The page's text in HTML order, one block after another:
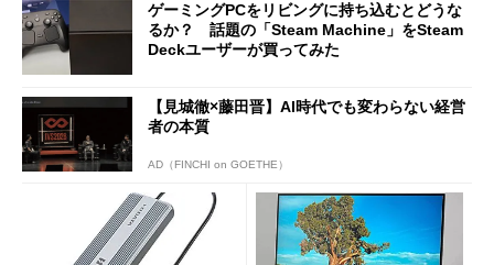
ゲーミングPCをリビングに持ち込むとどうな
るか？ 話題の「Steam Machine」をSteam
Deckユーザーが買ってみた
【見城徹×藤田晋】AI時代でも変わらない経営
者の本質
AD（FINCHI on GOETHE）